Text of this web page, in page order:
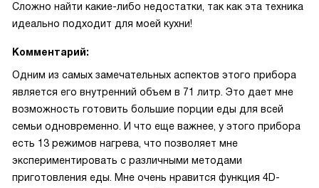
Сложно найти какие-либо недостатки, так как эта техника
идеально подходит для моей кухни!
Комментарий:
Одним из самых замечательных аспектов этого прибора
является его внутренний объем в 71 литр. Это дает мне
возможность готовить большие порции еды для всей
семьи одновременно. И что еще важнее, у этого прибора
есть 13 режимов нагрева, что позволяет мне
экспериментировать с различными методами
приготовления еды. Мне очень нравится функция 4D-